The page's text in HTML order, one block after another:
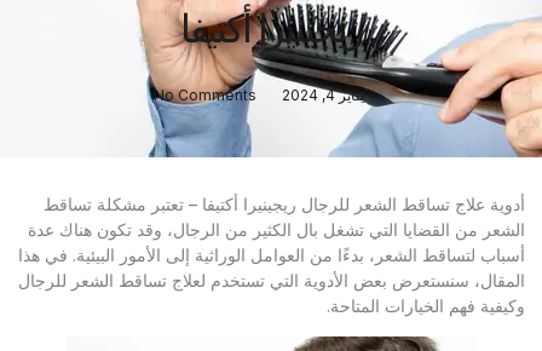
ريجينيرا أكتيفا
يناير 4, 2024 No Comments
أدوية علاج تساقط الشعر للرجال ريجينيرا أكتيفا – تعتبر مشكلة تساقط
الشعر من القضايا التي تشغل بال الكثير من الرجال، وقد تكون هناك عدة
أسباب لتساقط الشعر، بدءًا من العوامل الوراثية إلى الأمور البيئية. في هذا
المقال، سنستعرض بعض الأدوية التي تستخدم لعلاج تساقط الشعر للرجال
وكيفية فهم الخيارات المتاحة.